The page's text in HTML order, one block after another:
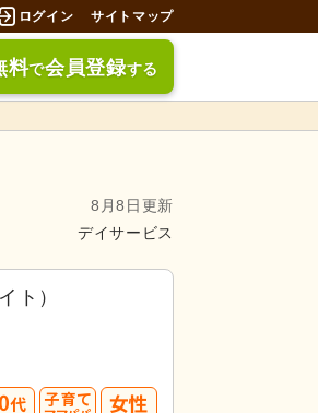
ログイン サイトマップ
料で会員登録する
8月8日更新
デイサービス
ト）